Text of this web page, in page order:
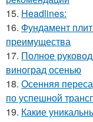
15. Headlines:
16. Фундамент
преимущества
17. Полное
виноград осенью
18. Осенняя
по успешной
19. Какие